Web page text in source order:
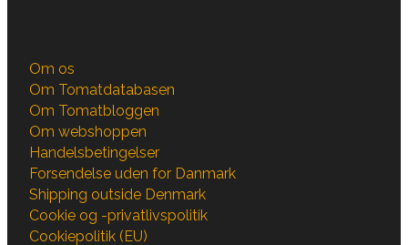
Om os
Om Tomatdatabasen
Om Tomatbloggen
Om webshoppen
Handelsbetingelser
Forsendelse uden for Danmark
Shipping outside Denmark
Cookie og -privatlivspolitik
Cookiepolitik (EU)